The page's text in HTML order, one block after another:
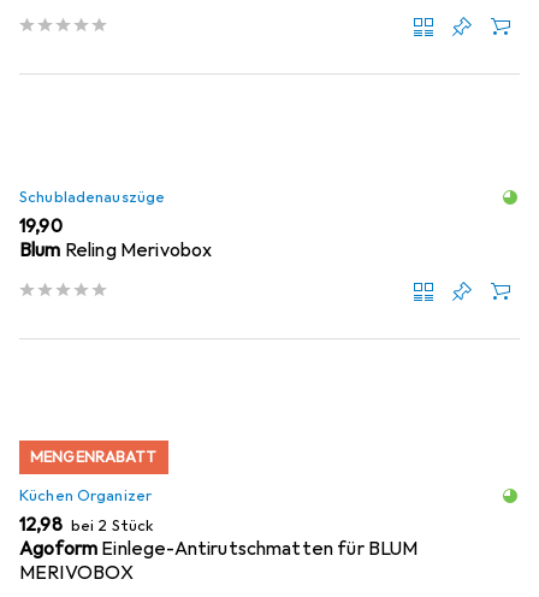
Schubladenauszüge
EUR
19,90
Blum Reling Merivobox
MENGENRABATT
Küchen Organizer
EUR
12,98 bei 2 Stück
Agoform Einlege-Antirutschmatten für BLUM
MERIVOBOX